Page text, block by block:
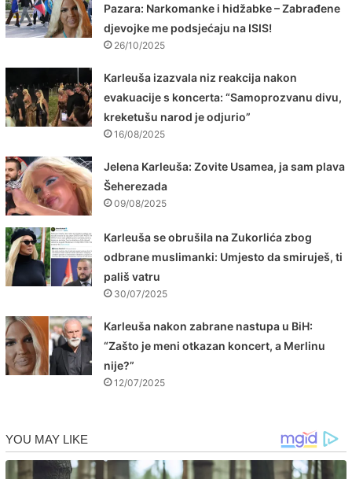
Pazara: Narkomanke i hidžabke – Zabrađene
djevojke me podsjećaju na ISIS!
26/10/2025
Karleuša izazvala niz reakcija nakon
evakuacije s koncerta: “Samoprozvanu divu,
kreketušu narod je odjurio”
16/08/2025
Jelena Karleuša: Zovite Usamea, ja sam plava
Šeherezada
09/08/2025
Karleuša se obrušila na Zukorlića zbog
odbrane muslimanki: Umjesto da smiruješ, ti
pališ vatru
30/07/2025
Karleuša nakon zabrane nastupa u BiH:
“Zašto je meni otkazan koncert, a Merlinu
nije?”
12/07/2025